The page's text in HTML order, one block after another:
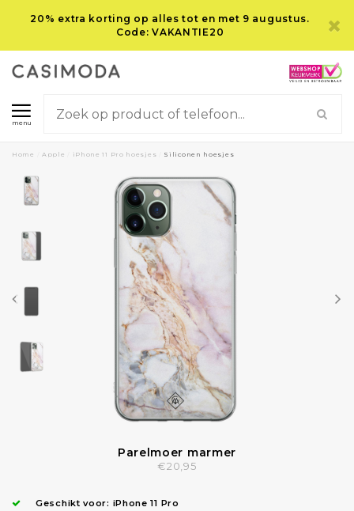
20% extra korting op alles tot en met 9 augustus.
Code: VAKANTIE20
menu
Home Apple iPhone 11 Pro hoesjes Siliconen hoesjes
Parelmoer marmer
€20,95
Geschikt voor: iPhone 11 Pro